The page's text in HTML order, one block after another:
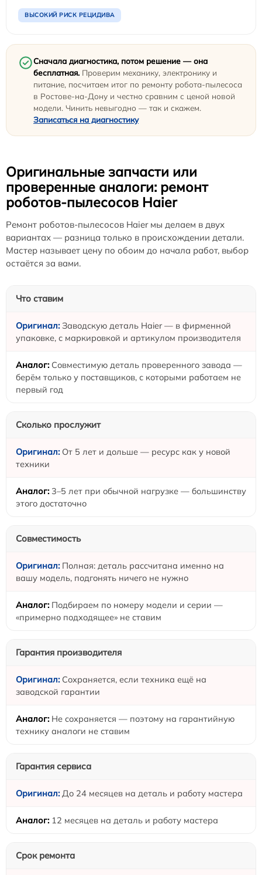
ВЫСОКИЙ РИСК РЕЦИДИВА
Сначала диагностика, потом решение — она
бесплатная. Проверим механику, электронику и
питание, посчитаем итог по ремонту робота-пылесоса
в Ростове-на-Дону и честно сравним с ценой новой
модели. Чинить невыгодно — так и скажем.
Записаться на диагностику
Оригинальные запчасти или
проверенные аналоги: ремонт
роботов-пылесосов Haier
Ремонт роботов-пылесосов Haier мы делаем в двух
вариантах — разница только в происхождении детали.
Мастер называет цену по обоим до начала работ, выбор
остаётся за вами.
Что ставим
Заводскую деталь Haier — в фирменной
упаковке, с маркировкой и артикулом производителя
Совместимую деталь проверенного завода —
берём только у поставщиков, с которыми работаем не
первый год
Сколько прослужит
От 5 лет и дольше — ресурс как у новой
техники
3–5 лет при обычной нагрузке — большинству
этого достаточно
Совместимость
Полная: деталь рассчитана именно на
вашу модель, подгонять ничего не нужно
Подбираем по номеру модели и серии —
«примерно подходящее» не ставим
Гарантия производителя
Сохраняется, если техника ещё на
заводской гарантии
Не сохраняется — поэтому на гарантийную
технику аналоги не ставим
Гарантия сервиса
До 24 месяцев на деталь и работу мастера
12 месяцев на деталь и работу мастера
Срок ремонта